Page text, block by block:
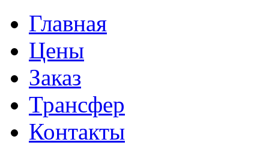
Главная
Цены
Заказ
Трансфер
Контакты